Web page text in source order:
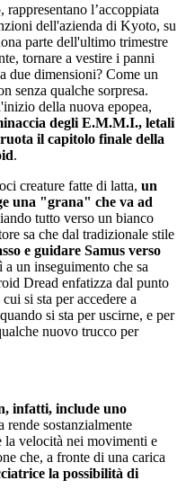
l’accoppiata
dell'azienda di Kyoto, su
parte dell'ultimo trimestre
tornare a vestire i panni
due dimensioni? Come un
senza qualche sorpresa.
della nuova epopea,
degli E.M.M.I., letali
il capitolo finale della
.
creature fatte di latta, un
una "grana" che va ad
tutto verso un bianco
sa che dal tradizionale stile
e guidare Samus verso
a un inseguimento che sa
Dread enfatizza dal punto
si sta per accedere a
si sta per uscirne, e per
nuovo trucco per
infatti, include uno
rende sostanzialmente
velocità nei movimenti e
che, a fronte di una carica
la possibilità di